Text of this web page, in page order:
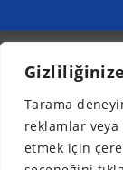
Tarama
reklamlar
etmek için